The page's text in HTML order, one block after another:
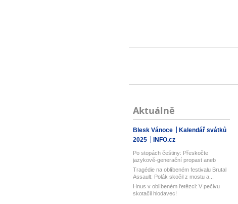
Aktuálně
Blesk Vánoce
Kalendář svátků
2025
INFO.cz
Po stopách češtiny: Přeskočte
jazykově-generační propast aneb
Prázdnin...
Tragédie na oblíbeném festivalu Brutal
Assault: Polák skočil z mostu a...
Hnus v oblíbeném řetězci: V pečivu
skotačil hlodavec!